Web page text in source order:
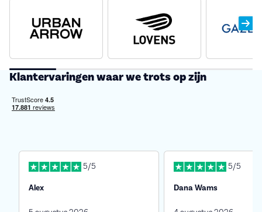
Klantervaringen waar we trots op zijn
5/5
Alex
5/5
Dana Wams